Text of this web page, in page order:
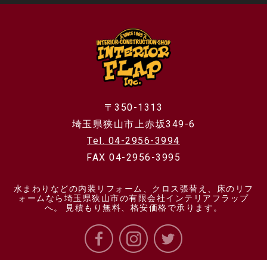
〒350-1313
埼玉県狭山市上赤坂349-6
Tel. 04-2956-3994
FAX 04-2956-3995
水まわりなどの内装リフォーム、クロス張替え、床のリフ
ォームなら埼玉県狭山市の有限会社インテリアフラップ
へ。 見積もり無料、格安価格で承ります。